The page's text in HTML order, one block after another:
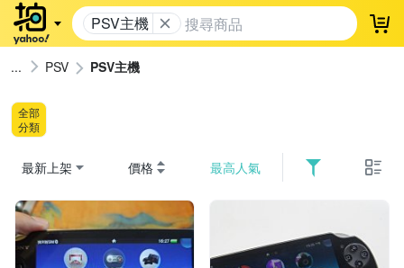
PSV主機 登
PSV PSV主機
全部
分類
最新上架 價格 最高人氣